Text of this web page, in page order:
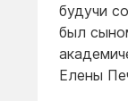
будучи
был
Елены